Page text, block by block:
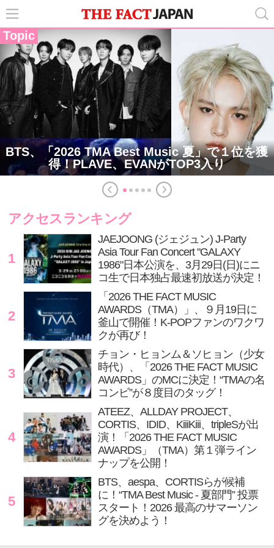
Topic
BTS、「2026 TMA Best Music 夏」で１位を獲
得！PLAVE、EVANがTOP3入り
アクセスランキング
1
JAEJOONG (ジェジュン) J-Party
Asia Tour Fan Concert "GALAXY
1986"日本公演を、3月29日(日)にニ
コ生で日本独占最速初放送が決定！
2
「2026 THE FACT MUSIC
AWARDS（TMA）」、９月19日に
釜山で開催！K-POPファンのワクワ
クが再び！
3
チョン・ヒョンム＆ソヒョン（少女
時代）、「2026 THE FACT MUSIC
AWARDS」のMCに決定！“TMAの名
コンビ”が８度目のタッグ！
4
ATEEZ、ALLDAY PROJECT、
CORTIS、IDID、KiiiKiii、tripleSが出
演！「2026 THE FACT MUSIC
AWARDS」（TMA）第１弾ライン
ナップを公開！
5
BTS、aespa、CORTISらが候補
に！“TMA Best Music - 夏部門” 投票
スタート！2026 最高のサマーソン
グを決めよう！